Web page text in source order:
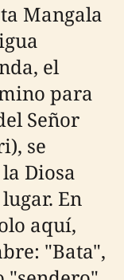
Mangala
el
para
Señor
se
Diosa
En
aquí,
"Bata",